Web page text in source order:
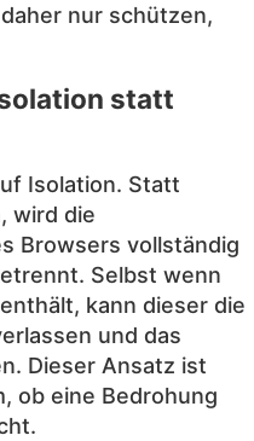
nur schützen,
statt
Isolation. Statt
wird die
Browsers vollständig
Selbst wenn
kann dieser die
und das
Dieser Ansatz ist
ob eine Bedrohung